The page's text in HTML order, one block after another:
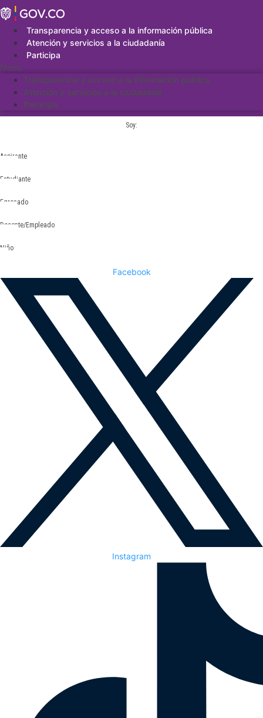
Saltar
al
contenidoTransparencia y acceso a la información pública
Atención y servicios a la ciudadanía
Participa
Menu
Transparencia y acceso a la información pública
Atención y servicios a la ciudadanía
Participa
Soy:
Aspirante
Estudiante
Egresado
Docente/Empleado
Niño
Facebook
Instagram